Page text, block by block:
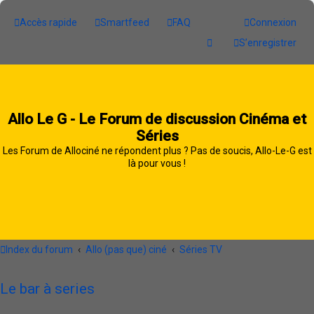
Accès rapide Smartfeed FAQ
Connexion
S’enregistrer
Allo Le G - Le Forum de discussion Cinéma et
Séries
Les Forum de Allociné ne répondent plus ? Pas de soucis, Allo-Le-G est
là pour vous !
Index du forum Allo (pas que) ciné Séries TV
Le bar à series